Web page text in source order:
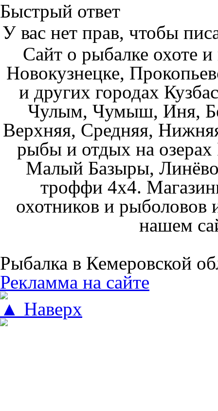
Быстрый ответ
У вас нет прав, чтобы
Сайт о рыбалке охоте
Новокузнецке,
и других городах
Чулым, Чумыш, Иня,
Верхняя, Средняя,
рыбы и отдых на
Малый Базыры,
троффи 4х4.
охотников и рыболовов
нашем
Рыбалка в Кемеровской
Рекламма на сайте
▲ Наверх